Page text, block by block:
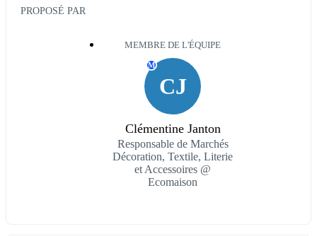
PROPOSÉ PAR
MEMBRE DE L'ÉQUIPE
CJ
M
Clémentine Janton
Responsable de Marchés
Décoration, Textile, Literie
et Accessoires @
Ecomaison